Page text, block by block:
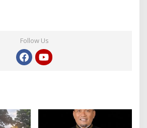
Follow Us